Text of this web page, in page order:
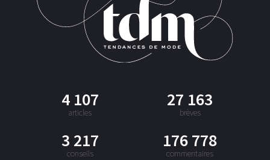
4 107
articles
27 163
brèves
3 217
conseils
176 778
commentaires